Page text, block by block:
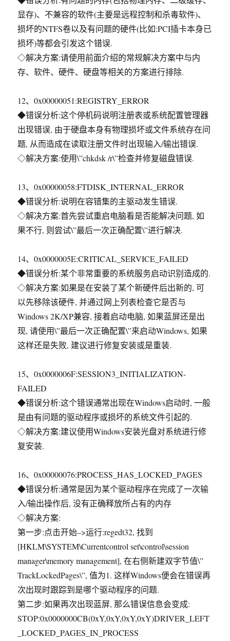
显存)、不兼容的软件(主要是远程控制和杀毒软件)、
损坏的NTFS卷以及有问题的硬件(比如:PCI插卡本身已
损坏)等都会引发这个错误.
◇解决方案:请使用前面介绍的常规解决方案中与内
存、软件、硬件、硬盘等相关的方案进行排除.
12、0x00000051:REGISTRY_ERROR
◆错误分析:这个停机码说明注册表或系统配置管理器
出现错误, 由于硬盘本身有物理损坏或文件系统存在问
题, 从而造成在读取注册文件时出现输入/输出错误.
◇解决方案:使用\”chkdsk /r\”检查并修复磁盘错误.
13、0x00000058:FTDISK_INTERNAL_ERROR
◆错误分析:说明在容错集的主驱动发生错误.
◇解决方案:首先尝试重启电脑看是否能解决问题, 如
果不行, 则尝试\”最后一次正确配置\”进行解决.
14、0x0000005E:CRITICAL_SERVICE_FAILED
◆错误分析:某个非常重要的系统服务启动识别造成的.
◇解决方案:如果是在安装了某个新硬件后出新的, 可
以先移除该硬件, 并通过网上列表检查它是否与
Windows 2K/XP兼容, 接着启动电脑, 如果蓝屏还是出
现, 请使用\”最后一次正确配置\”来启动Windows, 如果
这样还是失败, 建议进行修复安装或是重装.
15、0x0000006F:SESSION3_INITIALIZATION-
FAILED
◆错误分析:这个错误通常出现在Windows启动时, 一般
是由有问题的驱动程序或损坏的系统文件引起的.
◇解决方案:建议使用Windows安装光盘对系统进行修
复安装.
16、0x00000076:PROCESS_HAS_LOCKED_PAGES
◆错误分析:通常是因为某个驱动程序在完成了一次输
入/输出操作后, 没有正确释放所占有的内存
◇解决方案:
第一步:点击开始–>运行:regedt32, 找到
[HKLM\SYSTEM\Currentcontrol set\control\session
manager\memory management], 在右侧新建双字节值\”
TrackLockedPages\”, 值为1. 这样Windows便会在错误再
次出现时跟踪到是哪个驱动程序的问题.
第二步:如果再次出现蓝屏, 那么错误信息会变成:
STOP:0x0000000CB(0xY,0xY,0xY,0xY)DRIVER_LEFT
_LOCKED_PAGES_IN_PROCESS